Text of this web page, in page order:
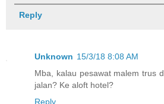
Reply
Unknown 15/3/18 8:08 AM
Mba, kalau pesawat malem trus
jalan? Ke aloft hotel?
Reply